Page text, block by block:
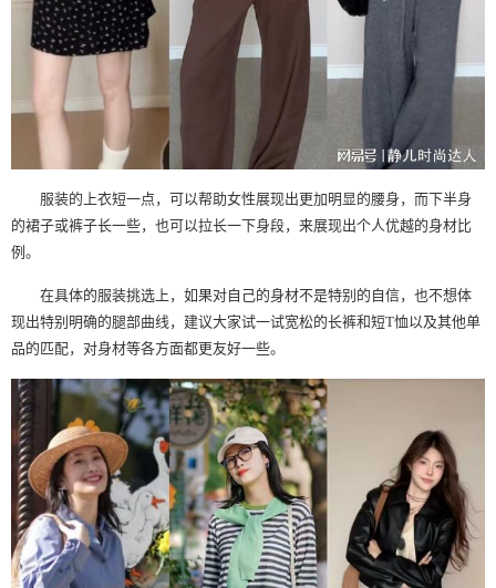
服装的上衣短一点，可以帮助女性展现出更加明显的腰身，而下半身
的裙子或裤子长一些，也可以拉长一下身段，来展现出个人优越的身材比
例。
在具体的服装挑选上，如果对自己的身材不是特别的自信，也不想体
现出特别明确的腿部曲线，建议大家试一试宽松的长裤和短T恤以及其他单
品的匹配，对身材等各方面都更友好一些。